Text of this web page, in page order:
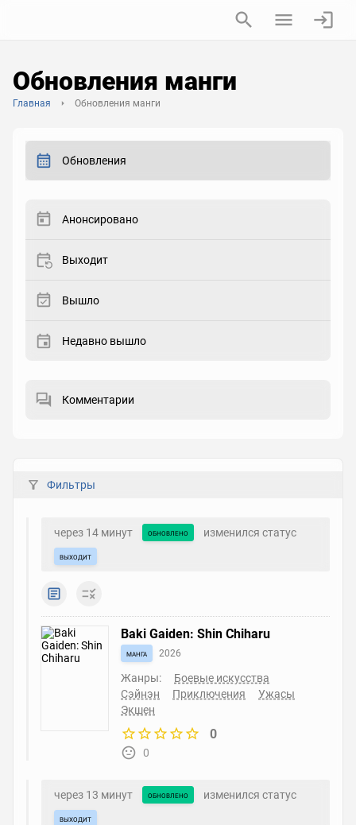
Обновления манги
Главная Обновления манги
Обновления
Анонсировано
Выходит
Вышло
Недавно вышло
Комментарии
Фильтры
через 14 минут обновлено изменился статус
выходит
Baki Gaiden: Shin Chiharu
манга 2026
Жанры:
Боевые искусства
Сэйнэн
Приключения
Ужасы
Экшен
0
0
через 13 минут обновлено изменился статус
выходит